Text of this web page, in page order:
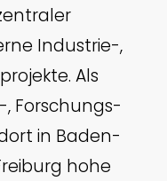
Industrie-,
Als
Forschungs-
in Baden-
hohe